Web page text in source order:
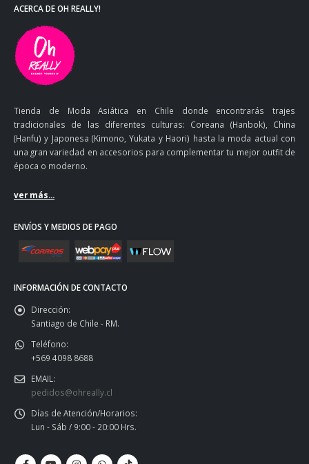
ACERCA DE OH REALLY!
Tienda de Moda Asiática en Chile donde encontrarás trajes
tradicionales de las diferentes culturas: Coreana (Hanbok), China
(Hanfu) y Japonesa (Kimono, Yukata y Haori) hasta la moda actual con
una gran variedad en accesorios para complementar tu mejor outfit de
época o moderno.
ver más...
ENVÍOS Y MEDIOS DE PAGO
INFORMACIÓN DE CONTACTO
Dirección:
Santiago de Chile - RM.
Teléfono:
+569 4098 8688
EMAIL:
pedidos@ohreally.cl
Días de Atención/Horarios:
Lun - Sáb / 9:00 - 20:00 Hrs.